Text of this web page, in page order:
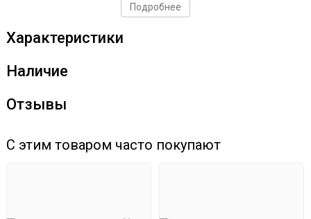
Подробнее
Характеристики
Наличие
Отзывы
С этим товаром часто покупают